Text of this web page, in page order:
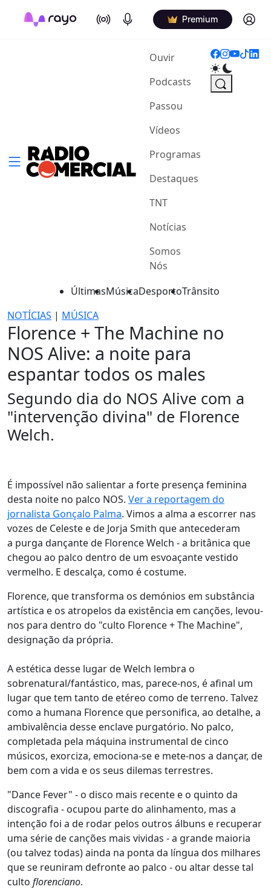
On Air Podcasts Premium Log in
Ouvir(current)
Podcasts
Passou
Vídeos
Programas
Destaques
TNT
Notícias
Somos
Nós
ÚltimasMúsicaDesportoTrânsito
NOTÍCIAS | MÚSICA
Florence + The Machine no
NOS Alive: a noite para
espantar todos os males
Segundo dia do NOS Alive com a
"intervenção divina" de Florence
Welch.
É impossível não salientar a forte presença feminina
desta noite no palco NOS. Ver a reportagem do
jornalista Gonçalo Palma. Vimos a alma a escorrer nas
vozes de Celeste e de Jorja Smith que antecederam
a purga dançante de Florence Welch - a britânica que
chegou ao palco dentro de um esvoaçante vestido
vermelho. E descalça, como é costume.
Florence, que transforma os demónios em substância
artística e os atropelos da existência em canções, levou-
nos para dentro do "culto Florence + The Machine",
designação da própria.
A estética desse lugar de Welch lembra o
sobrenatural/fantástico, mas, parece-nos, é afinal um
lugar que tem tanto de etéreo como de terreno. Talvez
como a humana Florence que personifica, ao detalhe, a
ambivalência desse enclave purgatório. No palco,
completada pela máquina instrumental de cinco
músicos, exorciza, emociona-se e mete-nos a dançar, de
bem com a vida e os seus dilemas terrestres.
"Dance Fever" - o disco mais recente e o quinto da
discografia - ocupou parte do alinhamento, mas a
intenção foi a de rodar pelos outros álbuns e recuperar
uma série de canções mais vividas - a grande maioria
(ou talvez todas) ainda na ponta da língua dos milhares
que se reuniram defronte ao palco - ou altar desse tal
culto florenciano.